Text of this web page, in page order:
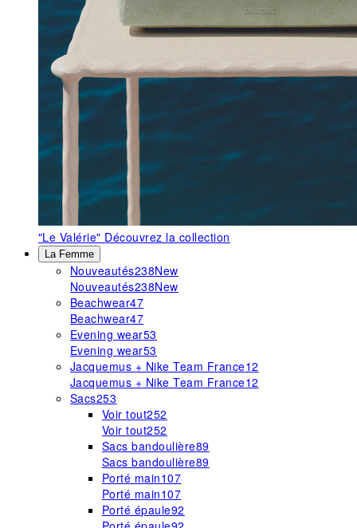
"Le Valérie" Découvrez la collection
La Femme
Nouveautés238New
Nouveautés238New
Beachwear47
Beachwear47
Evening wear53
Evening wear53
Jacquemus + Nike Team France12
Jacquemus + Nike Team France12
Sacs253
Voir tout252
Voir tout252
Sacs bandoulière89
Sacs bandoulière89
Porté main107
Porté main107
Porté épaule92